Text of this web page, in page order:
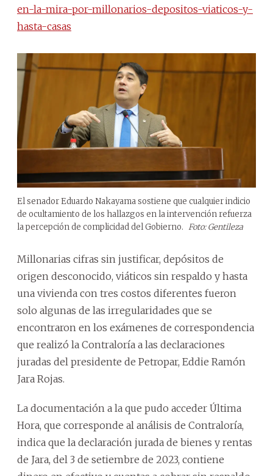
en-la-mira-por-millonarios-depositos-viaticos-y-
hasta-casas
El senador Eduardo Nakayama sostiene que cualquier indicio
de ocultamiento de los hallazgos en la intervención refuerza
la percepción de complicidad del Gobierno. Foto: Gentileza
Millonarias cifras sin justificar, depósitos de
origen desconocido, viáticos sin respaldo y hasta
una vivienda con tres costos diferentes fueron
solo algunas de las irregularidades que se
encontraron en los exámenes de correspondencia
que realizó la Contraloría a las declaraciones
juradas del presidente de Petropar, Eddie Ramón
Jara Rojas.
La documentación a la que pudo acceder Última
Hora, que corresponde al análisis de Contraloría,
indica que la declaración jurada de bienes y rentas
de Jara, del 3 de setiembre de 2023, contiene